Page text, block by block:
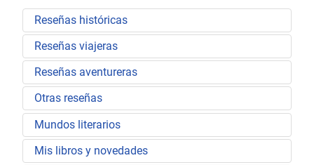
Reseñas históricas
Reseñas viajeras
Reseñas aventureras
Otras reseñas
Mundos literarios
Mis libros y novedades